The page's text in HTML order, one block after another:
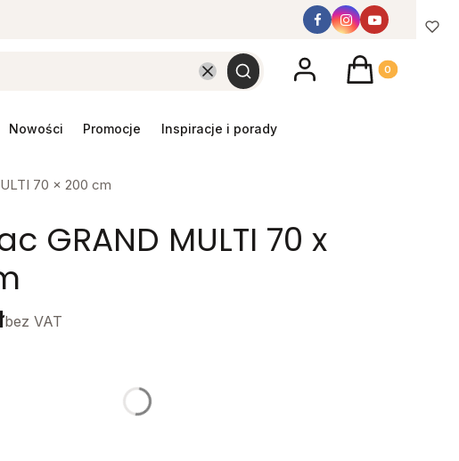
Wyczyść
Szukaj
Produkty w
promocje inspiracje i porady
70 x 200 cm
GRAND MULTI 70 x
bez VAT